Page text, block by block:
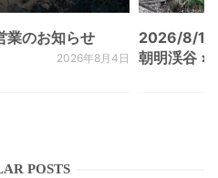
業のお知らせ
2026年8月4日
2026/8/
朝明渓谷 ×
POSTS